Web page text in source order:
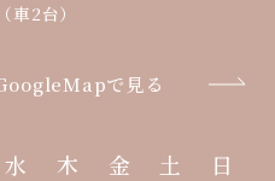
2台）
で見る
水 木 金 土 日